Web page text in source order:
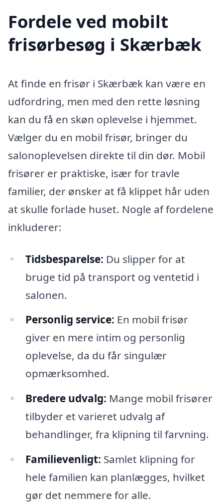
Fordele ved mobilt
frisørbesøg i Skærbæk
At finde en frisør i Skærbæk kan være en
udfordring, men med den rette løsning
kan du få en skøn oplevelse i hjemmet.
Vælger du en mobil frisør, bringer du
salonoplevelsen direkte til din dør. Mobil
frisører er praktiske, især for travle
familier, der ønsker at få klippet hår uden
at skulle forlade huset. Nogle af fordelene
inkluderer:
Tidsbesparelse: Du slipper for at
bruge tid på transport og ventetid i
salonen.
Personlig service: En mobil frisør
giver en mere intim og personlig
oplevelse, da du får singulær
opmærksomhed.
Bredere udvalg: Mange mobil frisører
tilbyder et varieret udvalg af
behandlinger, fra klipning til farvning.
Familievenligt: Samlet klipning for
hele familien kan planlægges, hvilket
gør det nemmere for alle.